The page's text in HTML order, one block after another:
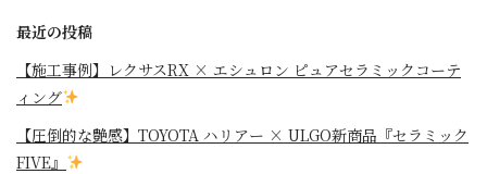
最近の投稿
【施工事例】レクサスRX × エシュロン ピュアセラミックコーテ
ィング
【圧倒的な艶感】TOYOTA ハリアー × ULGO新商品『セラミック
FIVE』